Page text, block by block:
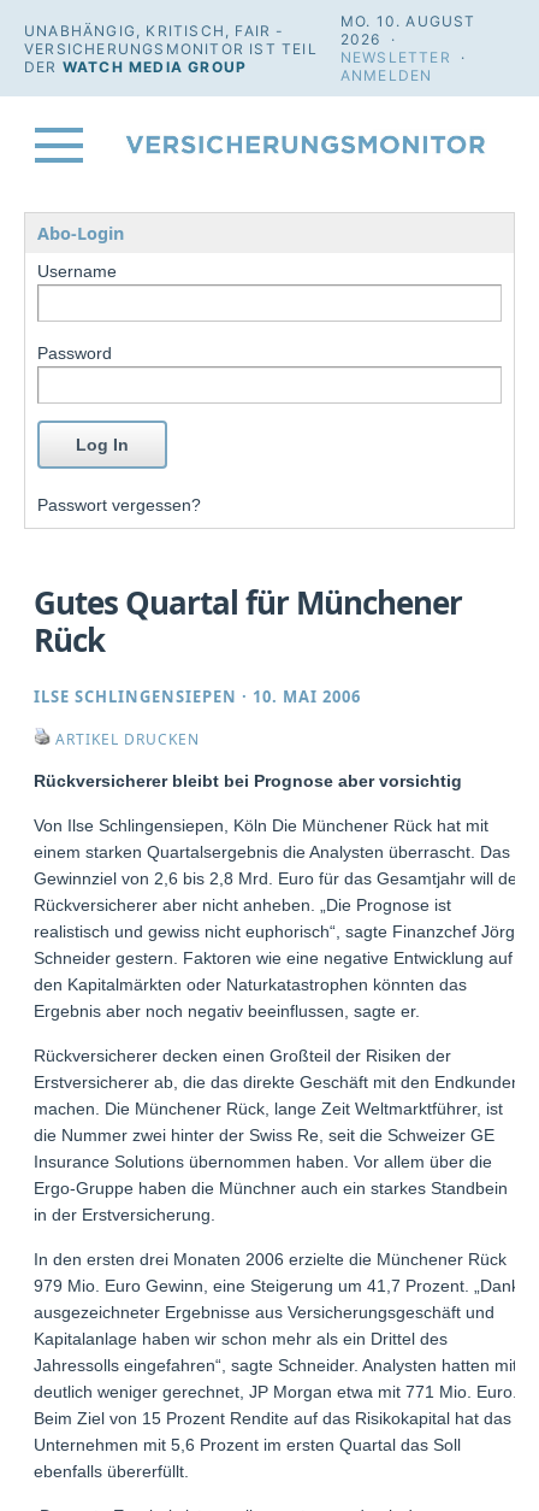
UNABHÄNGIG, KRITISCH, FAIR -
VERSICHERUNGSMONITOR IST TEIL
DER WATCH MEDIA GROUP
MO. 10. AUGUST
2026 ·
NEWSLETTER
·
ANMELDEN
Abo-Login
Username
Password
Passwort vergessen?
Gutes Quartal für Münchener
Rück
ILSE SCHLINGENSIEPEN · 10. MAI 2006
ARTIKEL DRUCKEN
Rückversicherer bleibt bei Prognose aber vorsichtig
Von Ilse Schlingensiepen, Köln Die Münchener Rück hat mit
einem starken Quartalsergebnis die Analysten überrascht. Das
Gewinnziel von 2,6 bis 2,8 Mrd. Euro für das Gesamtjahr will der
Rückversicherer aber nicht anheben. „Die Prognose ist
realistisch und gewiss nicht euphorisch“, sagte Finanzchef Jörg
Schneider gestern. Faktoren wie eine negative Entwicklung auf
den Kapitalmärkten oder Naturkatastrophen könnten das
Ergebnis aber noch negativ beeinflussen, sagte er.
Rückversicherer decken einen Großteil der Risiken der
Erstversicherer ab, die das direkte Geschäft mit den Endkunden
machen. Die Münchener Rück, lange Zeit Weltmarktführer, ist
die Nummer zwei hinter der Swiss Re, seit die Schweizer GE
Insurance Solutions übernommen haben. Vor allem über die
Ergo-Gruppe haben die Münchner auch ein starkes Standbein
in der Erstversicherung.
In den ersten drei Monaten 2006 erzielte die Münchener Rück
979 Mio. Euro Gewinn, eine Steigerung um 41,7 Prozent. „Dank
ausgezeichneter Ergebnisse aus Versicherungsgeschäft und
Kapitalanlage haben wir schon mehr als ein Drittel des
Jahressolls eingefahren“, sagte Schneider. Analysten hatten mit
deutlich weniger gerechnet, JP Morgan etwa mit 771 Mio. Euro.
Beim Ziel von 15 Prozent Rendite auf das Risikokapital hat das
Unternehmen mit 5,6 Prozent im ersten Quartal das Soll
ebenfalls übererfüllt.